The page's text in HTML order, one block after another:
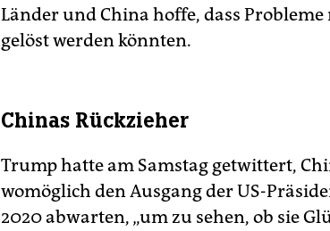
Länder und China hoffe, dass
gelöst werden könnten.
Chinas Rückzieher
Trump hatte am Samstag getwittert,
womöglich den Ausgang der US-
2020 abwarten, „um zu sehen, ob sie